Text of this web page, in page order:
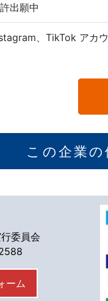
出願中
、TikTok アカ
この企業
委員会
ーム